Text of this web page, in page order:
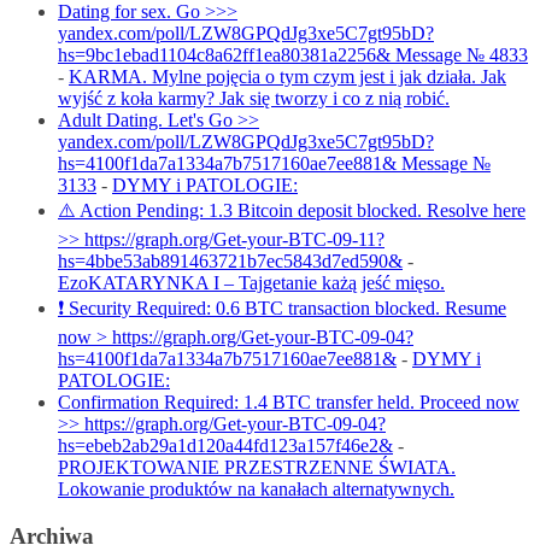
Dating for sex. Go >>>
yandex.com/poll/LZW8GPQdJg3xe5C7gt95bD?
hs=9bc1ebad1104c8a62ff1ea80381a2256& Message № 4833
- KARMA. Mylne pojęcia o tym czym jest i jak działa. Jak
wyjść z koła karmy? Jak się tworzy i co z nią robić.
Adult Dating. Let's Go >>
yandex.com/poll/LZW8GPQdJg3xe5C7gt95bD?
hs=4100f1da7a1334a7b7517160ae7ee881& Message №
3133 - DYMY i PATOLOGIE:
⚠️ Action Pending: 1.3 Bitcoin deposit blocked. Resolve here
>> https://graph.org/Get-your-BTC-09-11?
hs=4bbe53ab891463721b7ec5843d7ed590& -
EzoKATARYNKA I – Tajgetanie każą jeść mięso.
❗ Security Required: 0.6 BTC transaction blocked. Resume
now > https://graph.org/Get-your-BTC-09-04?
hs=4100f1da7a1334a7b7517160ae7ee881& - DYMY i
PATOLOGIE:
Confirmation Required: 1.4 BTC transfer held. Proceed now
>> https://graph.org/Get-your-BTC-09-04?
hs=ebeb2ab29a1d120a44fd123a157f46e2& -
PROJEKTOWANIE PRZESTRZENNE ŚWIATA.
Lokowanie produktów na kanałach alternatywnych.
Archiwa